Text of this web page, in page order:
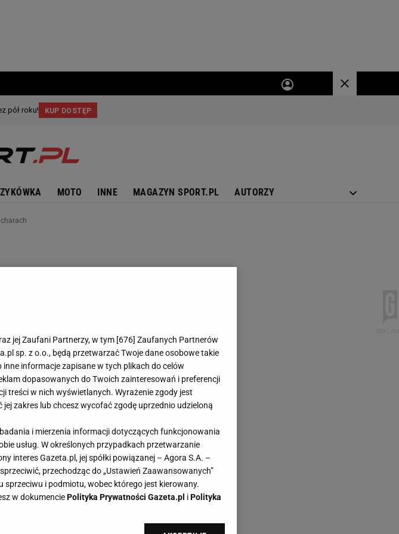
MOTO INNE MAGAZYN SPORT.PL AUTORZY
jej Zaufani Partnerzy, w tym [676] Zaufanych Partnerów
sp. z o.o., będą przetwarzać Twoje dane osobowe takie
informacje zapisane w tych plikach do celów
dopasowanych do Twoich zainteresowań i preferencji
treści w nich wyświetlanych. Wyrażenie zgody jest
zakres lub chcesz wycofać zgodę uprzednio udzieloną
i mierzenia informacji dotyczących funkcjonowania
usług. W określonych przypadkach przetwarzanie
interes Gazeta.pl, jej spółki powiązanej – Agora S.A. –
przechodząc do „Ustawień Zaawansowanych”
i podmiotu, wobec którego jest kierowany.
w dokumenciePolityka Prywatności Gazeta.pl iPolityka